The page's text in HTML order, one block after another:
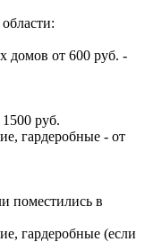
от 600 руб. -
руб.
гардеробные - от
поместились в
гардеробные (если